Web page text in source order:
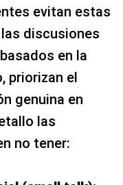
evitan estas
discusiones
en la
priorizan el
genuina en
las
no tener: